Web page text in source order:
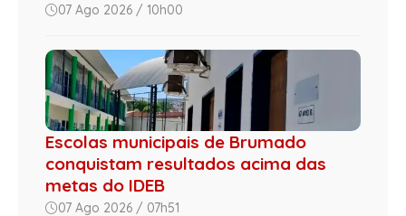
07 Ago 2026 / 10h00
Escolas municipais de Brumado
conquistam resultados acima das
metas do IDEB
07 Ago 2026 / 07h51